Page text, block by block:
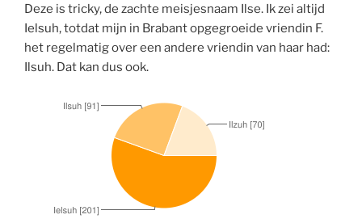
Deze is tricky, de zachte meisjesnaam Ilse. Ik zei altijd
Ielsuh, totdat mijn in Brabant opgegroeide vriendin F.
het regelmatig over een andere vriendin van haar had:
Ilsuh. Dat kan dus ook.